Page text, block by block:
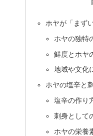
ホヤが「まず
ホヤの独特
鮮度とホヤ
地域や文化
ホヤの塩辛と
塩辛の作り
刺身として
ホヤの栄養